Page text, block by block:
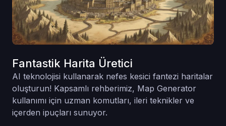
Fantastik Harita Üretici
AI teknolojisi kullanarak nefes kesici fantezi haritalar
oluşturun! Kapsamlı rehberimiz, Map Generator
kullanımı için uzman komutları, ileri teknikler ve
içerden ipuçları sunuyor.